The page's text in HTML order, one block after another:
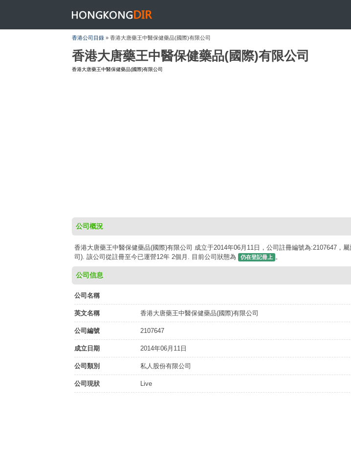
HONGKONGDIR
香港公司目錄 » 香港大唐藥王中醫保健藥品(國際)有限公司
香港大唐藥王中醫保健藥品(國際)有限公司
香港大唐藥王中醫保健藥品(國際)有限公司
公司概況
香港大唐藥王中醫保健藥品(國際)有限公司 成立于2014年06月11日，公司註冊編號為:2107647，
司). 該公司從註冊至今已運營12年 2個月. 目前公司狀態為
仍在登記冊上 。
公司信息
公司名稱
英文名稱 香港大唐藥王中醫保健藥品(國際)有限公司
公司編號 2107647
成立日期 2014年06月11日
公司類別 私人股份有限公司
公司現狀 Live